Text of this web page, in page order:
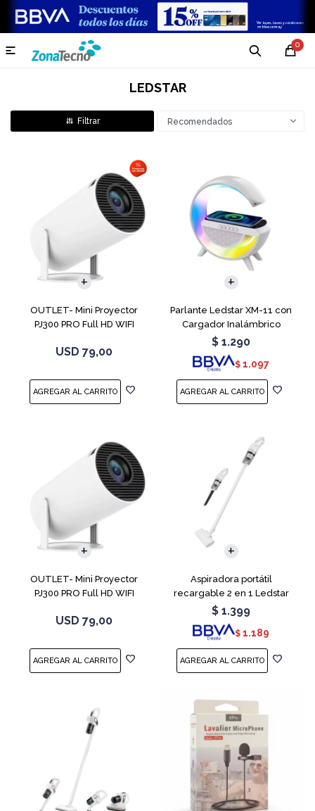
0

LEDSTAR
Recomendados
OUTLET- Mini Proyector
PJ300 PRO Full HD WIFI
USD 79,00
Parlante Ledstar XM-11 con
Cargador Inalámbrico
$ 1.290
$ 1.097
OUTLET- Mini Proyector
PJ300 PRO Full HD WIFI
USD 79,00
Aspiradora portátil
recargable 2 en 1 Ledstar
SR-133
$ 1.399
$ 1.189